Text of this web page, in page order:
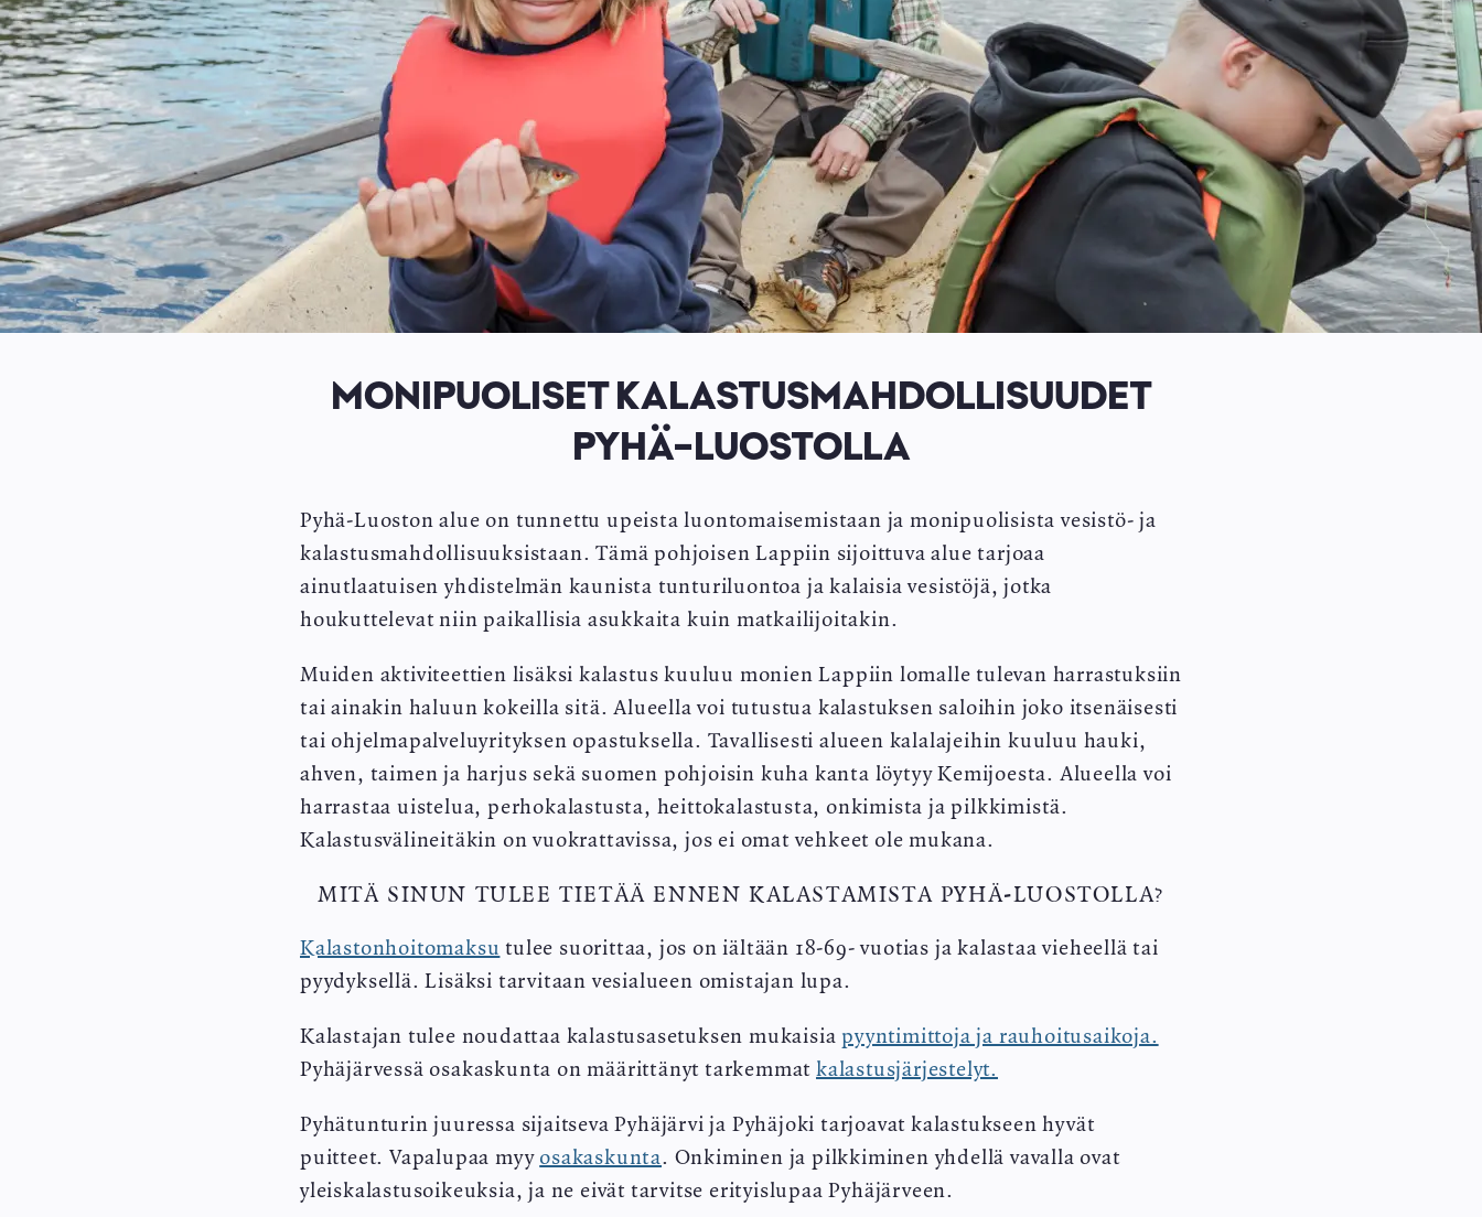
MONIPUOLISET KALASTUSMAHDOLLISUUDET
PYHÄ-LUOSTOLLA
Pyhä-Luoston alue on tunnettu upeista luontomaisemistaan ja monipuolisista vesistö- ja
kalastusmahdollisuuksistaan. Tämä pohjoisen Lappiin sijoittuva alue tarjoaa
ainutlaatuisen yhdistelmän kaunista tunturiluontoa ja kalaisia vesistöjä, jotka
houkuttelevat niin paikallisia asukkaita kuin matkailijoitakin.
Muiden aktiviteettien lisäksi kalastus kuuluu monien Lappiin lomalle tulevan harrastuksiin
tai ainakin haluun kokeilla sitä. Alueella voi tutustua kalastuksen saloihin joko itsenäisesti
tai ohjelmapalveluyrityksen opastuksella. Tavallisesti alueen kalalajeihin kuuluu hauki,
ahven, taimen ja harjus sekä suomen pohjoisin kuha kanta löytyy Kemijoesta. Alueella voi
harrastaa uistelua, perhokalastusta, heittokalastusta, onkimista ja pilkkimistä.
Kalastusvälineitäkin on vuokrattavissa, jos ei omat vehkeet ole mukana.
MITÄ SINUN TULEE TIETÄÄ ENNEN KALASTAMISTA PYHÄ-LUOSTOLLA?
Kalastonhoitomaksu tulee suorittaa, jos on iältään 18-69- vuotias ja kalastaa vieheellä tai
pyydyksellä. Lisäksi tarvitaan vesialueen omistajan lupa.
Kalastajan tulee noudattaa kalastusasetuksen mukaisia pyyntimittoja ja rauhoitusaikoja.
Pyhäjärvessä osakaskunta on määrittänyt tarkemmat kalastusjärjestelyt.
Pyhätunturin juuressa sijaitseva Pyhäjärvi ja Pyhäjoki tarjoavat kalastukseen hyvät
puitteet. Vapalupaa myy osakaskunta. Onkiminen ja pilkkiminen yhdellä vavalla ovat
yleiskalastusoikeuksia, ja ne eivät tarvitse erityislupaa Pyhäjärveen.